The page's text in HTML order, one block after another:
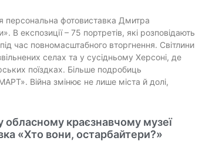
персональна фотовиставка Дмитра
В експозиції – 75 портретів, які розповідають
час повномасштабного вторгнення. Світлини
селах та у сусідньому Херсоні, де
поїздках. Більше подробиць
Війна змінює не лише міста й долі,
обласному краєзнавчому музеї
«Хто вони, остарбайтери?»